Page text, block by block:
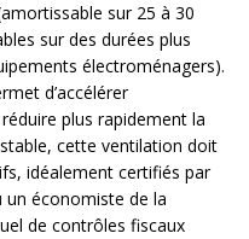
sur 25 à 30
sur des durées plus
électroménagers).
d’accélérer
plus rapidement la
cette ventilation doit
idéalement certifiés par
économiste de la
de contrôles fiscaux